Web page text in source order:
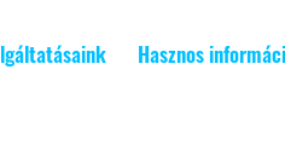
Hasznos